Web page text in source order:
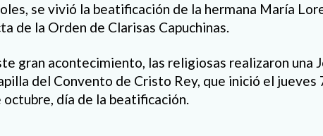
se vivió la beatificación de la hermana María
de la Orden de Clarisas Capuchinas.
gran acontecimiento, las religiosas realizaron una
del Convento de Cristo Rey, que inició el jueves
octubre, día de la beatificación.